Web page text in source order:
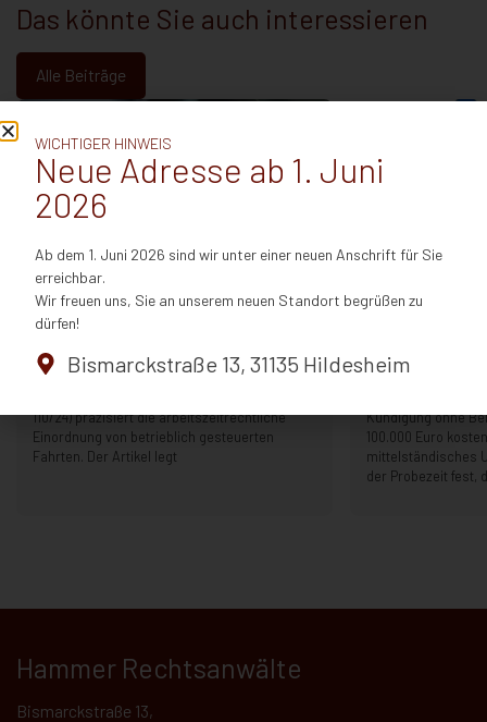
Das könnte Sie auch interessieren
Alle Beiträge
EuGH: Fahrzeiten unter
Arbeitgebervorgaben sind
Arbeitszeit – auch für Mitfahrende
Juli 15, 2026
110/24) präzisiert die arbeitszeitrechtliche
Einordnung von betrieblich gesteuerten
Fahrten. Der Artikel legt
Februar 25, 2026
Kündigung ohne
100.000 Euro
mittelständisches
der Probezeit fest,
Hammer Rechtsanwälte
Bismarckstraße 13,
WICHTIGER HINWEIS
Neue Adresse ab 1. Juni
2026
Ab dem 1. Juni 2026 sind wir unter einer neuen Anschrift für Sie
erreichbar.
Wir freuen uns, Sie an unserem neuen Standort begrüßen zu
dürfen!
Bismarckstraße 13, 31135 Hildesheim